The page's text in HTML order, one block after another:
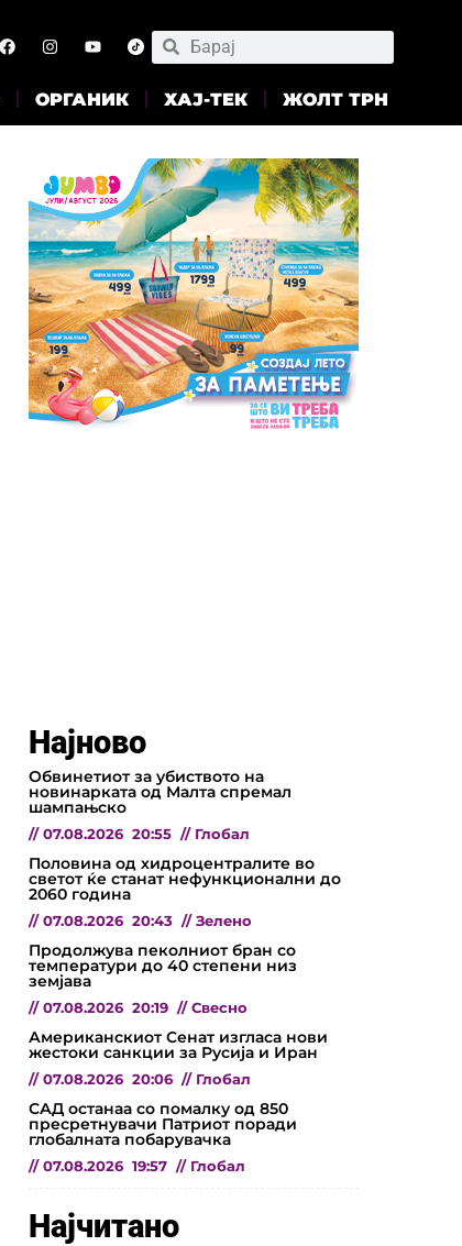
ОРГАНИК ХАЈ-ТЕК ЖОЛТ ТРН
Најново
Обвинетиот за убиството на
новинарката од Малта спремал
шампањско
// 07.08.2026 20:55 // Глобал
Половина од хидроцентралите во
светот ќе станат нефункционални до
2060 година
// 07.08.2026 20:43 // Зелено
Продолжува пеколниот бран со
температури до 40 степени низ
земјава
// 07.08.2026 20:19 // Свесно
Американскиот Сенат изгласа нови
жестоки санкции за Русија и Иран
// 07.08.2026 20:06 // Глобал
САД останаа со помалку од 850
пресретнувачи Патриот поради
глобалната побарувачка
// 07.08.2026 19:57 // Глобал
Најчитано